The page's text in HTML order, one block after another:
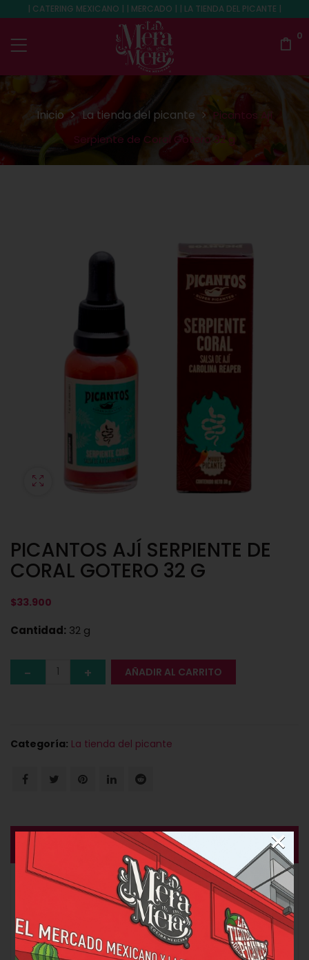
| CATERING MEXICANO | | MERCADO | | LA TIENDA DEL PICANTE |
0
Inicio La tienda del picante
Picantos Ají
Serpiente de Coral Gotero 32 g
PICANTOS AJÍ SERPIENTE DE
CORAL GOTERO 32 G
$33.900
Cantidad: 32 g
AÑADIR AL CARRITO
Categoría: La tienda del picante
DESCRIPCIÓN
¿Te atreves al verdadero picante? Prueba nuestra
salsa Serpiente Coral, hecha con el Carolina Reaper, el
ají más picante del mundo con una escala de
1.800.000 a 2.200.000 SHU. Su presentación en gotero
te permite ajustar la intensidad según tu tolerancia,
×